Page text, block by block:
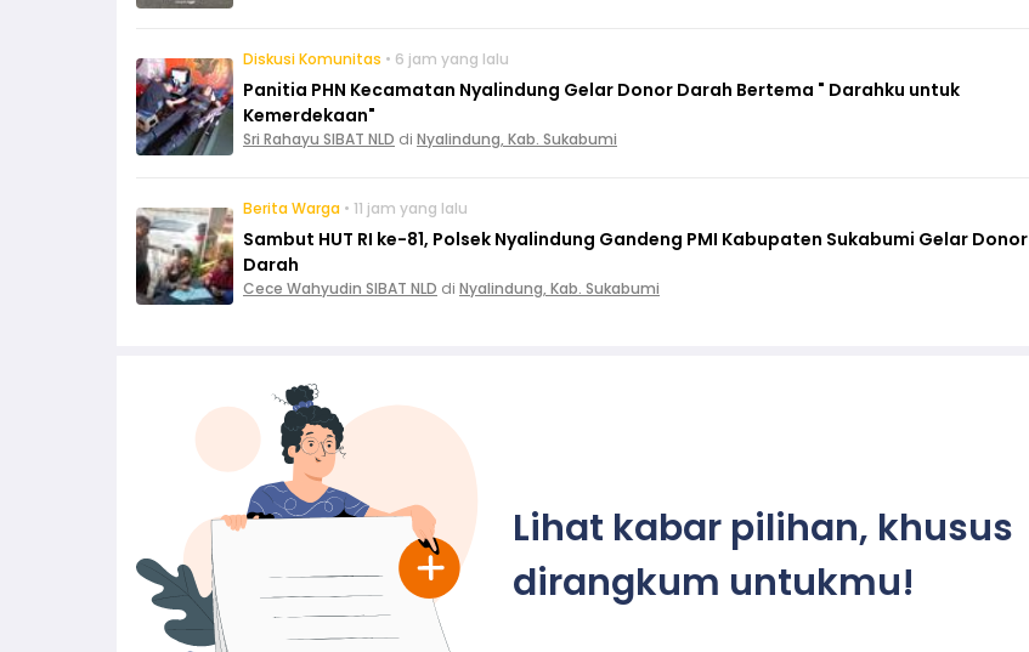
Diskusi Komunitas • 6 jam yang lalu
Panitia PHN Kecamatan Nyalindung Gelar Donor Darah Bertema " Darahku untuk
Kemerdekaan"
Sri Rahayu SIBAT NLD di Nyalindung, Kab. Sukabumi
Berita Warga • 11 jam yang lalu
Sambut HUT RI ke-81, Polsek Nyalindung Gandeng PMI Kabupaten Sukabumi Gelar Donor
Darah
Cece Wahyudin SIBAT NLD di Nyalindung, Kab. Sukabumi
Lihat kabar pilihan, khusus
dirangkum untukmu!